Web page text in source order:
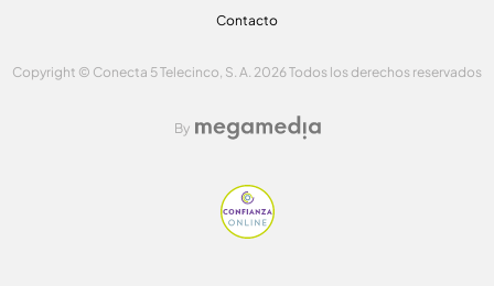
Contacto
Copyright © Conecta 5 Telecinco, S. A. 2026 Todos los derechos reservados
By